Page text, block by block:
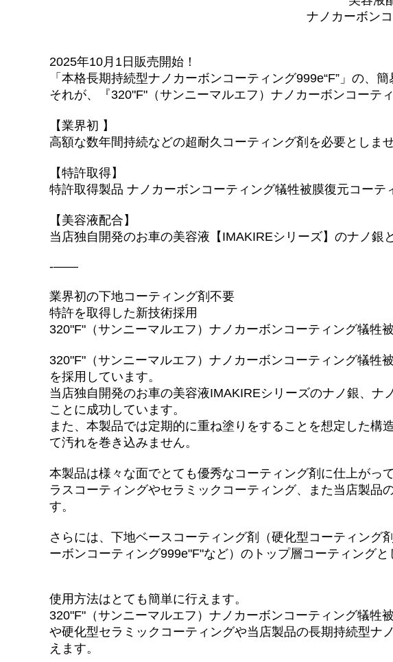
CLEANSINGTONER（クレンジングトナー）
ナノシルバーコーティングNSF
【№320“F”】ナノカーボンコーティング犠牲被膜復元コーティング剤 特許取
【№5000“F”】ナノダイヤモンド硬化被膜コーティング
【Beauty“F”】ナノシルバーコーティング １年コーティング 特許取得済み
【20系“F”SILVER】犠牲被膜復元コーティング
コーティングWAX
クイックディテイラー
【CNT希釈液】カーボンナノチューブ希釈液
【CNTシャンプー】カーボンナノチューブ配合帯電防止シャンプー
PH7.0中性脱脂シャンプー【泡吸着ダブル洗浄モデル】
PH8.7弱アルカリ性シャンプー【泡吸着ダブル洗浄モデル】
酸性CTRシャンプー
ガラス撥水剤 / ガラス研磨剤
内装コーティング
ナノカーボン
2025年10月1日販売開始！
「本格長期持続型ナノカーボンコーティング999e“F”」の、
それが、『320"F"（サンニーマルエフ）ナノカーボンコーテ
【業界初 】
高額な数年間持続などの超耐久コーティング剤を必要としませ
【特許取得】
特許取得製品 ナノカーボンコーティング犠牲被膜復元コーテ
【美容液配合】
当店独自開発のお車の美容液【IMAKIREシリーズ】のナノ銀
-——
業界初の下地コーティング剤不要
特許を取得した新技術採用
320"F"（サンニーマルエフ）ナノカーボンコーティング犠牲
320"F"（サンニーマルエフ）ナノカーボンコーティング犠牲
を採用しています。
当店独自開発のお車の美容液IMAKIREシリーズのナノ銀、
ことに成功しています。
また、本製品では定期的に重ね塗りをすることを想定した
て汚れを巻き込みません。
本製品は様々な面でとても優秀なコーティング剤に仕上が
ラスコーティングやセラミックコーティング、また当店製品
す。
さらには、下地ベースコーティング剤（硬化型コーティン
ーボンコーティング999e"F"など）のトップ層コーティング
使用方法はとても簡単に行えます。
320"F"（サンニーマルエフ）ナノカーボンコーティング犠牲
や硬化型セラミックコーティングや当店製品の長期持続型ナ
えます。